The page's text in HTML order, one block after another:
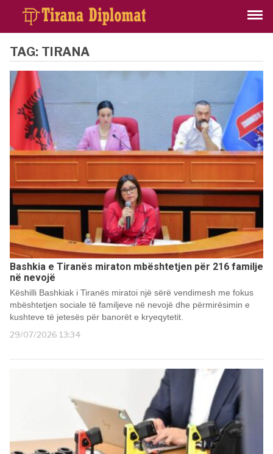
TAG: TIRANA
Bashkia e Tiranës miraton mbështetjen për 216 familje
në nevojë
Këshilli Bashkiak i Tiranës miratoi një sërë vendimesh me fokus
mbështetjen sociale të familjeve në nevojë dhe përmirësimin e
kushteve të jetesës për banorët e kryeqytetit.
29/07/2026 13:34